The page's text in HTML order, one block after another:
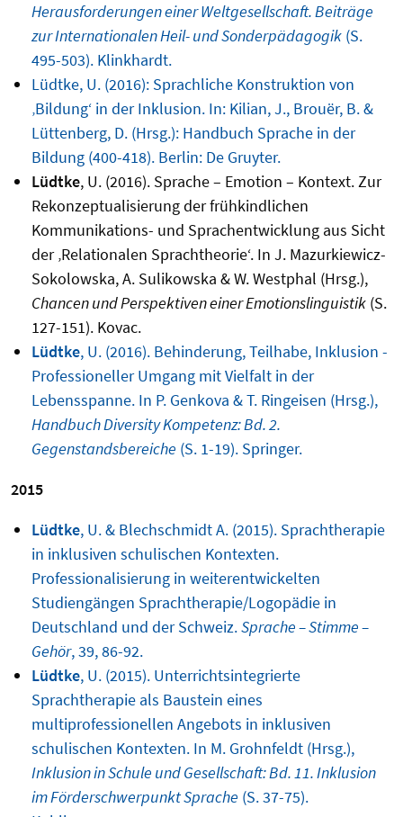
Herausforderungen einer Weltgesellschaft. Beiträge
zur Internationalen Heil- und Sonderpädagogik(S.
495-503). Klinkhardt.
Lüdtke, U. (2016): Sprachliche Konstruktion von
‚Bildung‘ in der Inklusion. In: Kilian, J., Brouër, B. &
Lüttenberg, D. (Hrsg.): Handbuch Sprache in der
Bildung (400-418). Berlin: De Gruyter.
Lüdtke, U. (2016). Sprache – Emotion – Kontext. Zur
Rekonzeptualisierung der frühkindlichen
Kommunikations- und Sprachentwicklung aus Sicht
der ‚Relationalen Sprachtheorie‘. In J. Mazurkiewicz-
Sokolowska, A. Sulikowska & W. Westphal (Hrsg.),
Chancen und Perspektiven einer Emotionslinguistik(S.
127-151). Kovac.
Lüdtke, U. (2016). Behinderung, Teilhabe, Inklusion -
Professioneller Umgang mit Vielfalt in der
Lebensspanne. In P. Genkova & T. Ringeisen (Hrsg.),
Handbuch Diversity Kompetenz: Bd. 2.
Gegenstandsbereiche (S. 1-19). Springer.
2015
Lüdtke, U. & Blechschmidt A. (2015). Sprachtherapie
in inklusiven schulischen Kontexten.
Professionalisierung in weiterentwickelten
Studiengängen Sprachtherapie/Logopädie in
Deutschland und der Schweiz.Sprache – Stimme –
Gehör, 39, 86-92.
Lüdtke, U. (2015). Unterrichtsintegrierte
Sprachtherapie als Baustein eines
multiprofessionellen Angebots in inklusiven
schulischen Kontexten. In M. Grohnfeldt (Hrsg.),
Inklusion in Schule und Gesellschaft:Bd. 11.Inklusion
im Förderschwerpunkt Sprache (S. 37-75).